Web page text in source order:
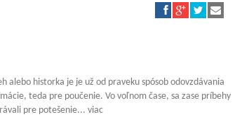
alebo historka je je už od praveku spósob odovzdávania
teda pre poučenie. Vo voľnom čase, sa zase príbehy
pre potešenie... viac